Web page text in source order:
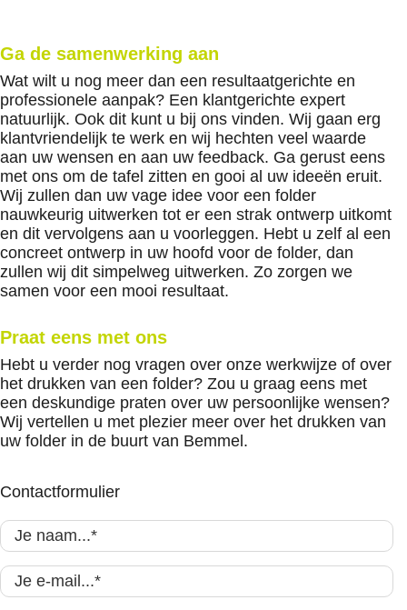
Ga de samenwerking aan
Wat wilt u nog meer dan een resultaatgerichte en
professionele aanpak? Een klantgerichte expert
natuurlijk. Ook dit kunt u bij ons vinden. Wij gaan erg
klantvriendelijk te werk en wij hechten veel waarde
aan uw wensen en aan uw feedback. Ga gerust eens
met ons om de tafel zitten en gooi al uw ideeën eruit.
Wij zullen dan uw vage idee voor een folder
nauwkeurig uitwerken tot er een strak ontwerp uitkomt
en dit vervolgens aan u voorleggen. Hebt u zelf al een
concreet ontwerp in uw hoofd voor de folder, dan
zullen wij dit simpelweg uitwerken. Zo zorgen we
samen voor een mooi resultaat.
Praat eens met ons
Hebt u verder nog vragen over onze werkwijze of over
het drukken van een folder? Zou u graag eens met
een deskundige praten over uw persoonlijke wensen?
Wij vertellen u met plezier meer over het drukken van
uw folder in de buurt van Bemmel.
Contactformulier